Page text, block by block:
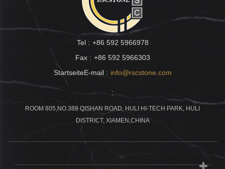
Tel : +86 592 5966978
Fax : +86 592 5966303
StartseiteE-mail : info@rscstone.com
:
ROOM 805,NO.388 QISHAN ROAD, HULI HI-TECH PARK, HULI
DISTRICT, XIAMEN,CHINA